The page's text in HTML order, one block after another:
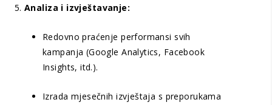
Analiza i izvještavanje:
Redovno praćenje performansi svih
kampanja (Google Analytics, Facebook
Insights, itd.).
Izrada mjesečnih izvještaja s preporukama